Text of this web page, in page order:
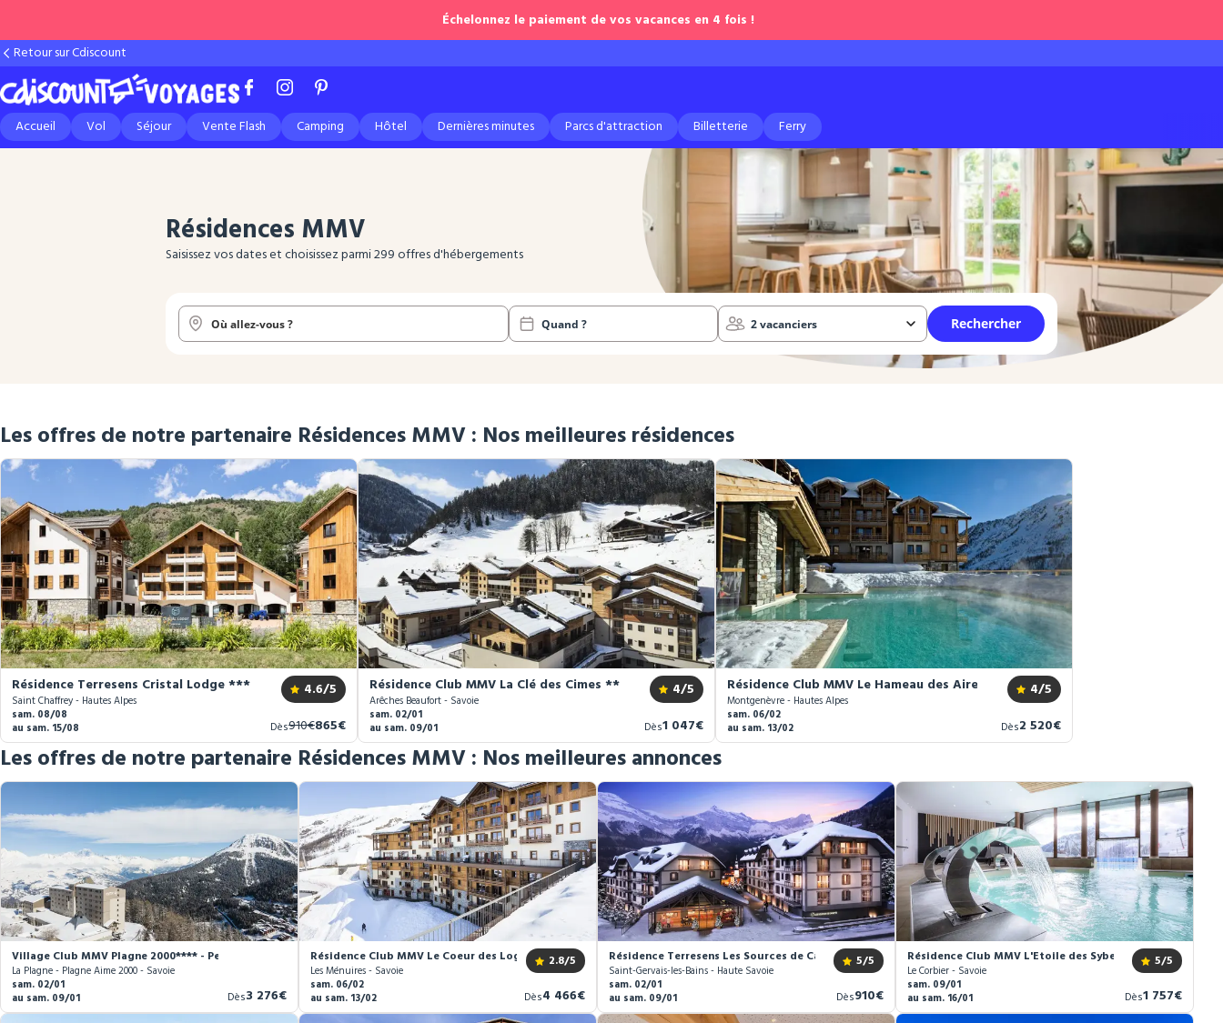
Échelonnez le paiement de vos vacances en 4 fois !
Retour sur Cdiscount
Accueil Vol Séjour Vente Flash Camping Hôtel Dernières minutes Parcs d'attraction Billetterie Ferry
Résidences MMV
Saisissez vos dates et choisissez parmi 299 offres d'hébergements
Quand ? 2 vacanciers Rechercher
Les offres de notre partenaire Résidences MMV : Nos meilleures résidences
Résidence Terresens Cristal Lodge ***
Saint Chaffrey - Hautes Alpes
4.6/5
sam. 08/08
au sam. 15/08
DèsAncien
prix
910€Nouveau
prix
865€
Résidence Club MMV La Clé des Cimes ****
Arêches Beaufort - Savoie
4/5
sam. 02/01
au sam. 09/01
DèsNouveau
prix
1 047€
Résidence Club MMV Le Hameau des Airelles ****
Montgenèvre - Hautes Alpes
4/5
sam. 06/02
au sam. 13/02
DèsNouveau
prix
2 520€
Les offres de notre partenaire Résidences MMV : Nos meilleures annonces
Village Club MMV Plagne 2000**** - Pension complète
La Plagne - Plagne Aime 2000 - Savoie
sam. 02/01
au sam. 09/01
DèsNouveau
prix
3 276€
Résidence Club MMV Le Coeur des Loges ****
Les Ménuires - Savoie
2.8/5
sam. 06/02
au sam. 13/02
DèsNouveau
prix
4 466€
Résidence Terresens Les Sources de Canopée
Saint-Gervais-les-Bains - Haute Savoie
5/5
sam. 02/01
au sam. 09/01
DèsNouveau
prix
910€
Résidence Club MMV L'Etoile des Sybelles ****
Le Corbier - Savoie
5/5
sam. 09/01
au sam. 16/01
DèsNouveau
prix
1 757€